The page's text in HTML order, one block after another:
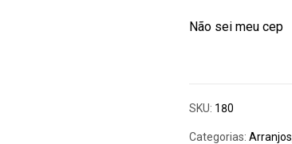
Não sei meu cep
SKU: 180
Categorias: Arranjos